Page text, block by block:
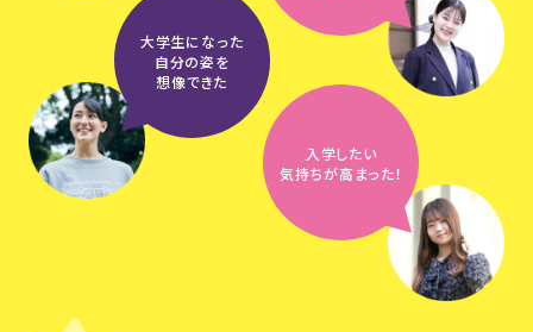
大学生になった
自分の姿を
想像できた
入学したい
気持ちが高まった！